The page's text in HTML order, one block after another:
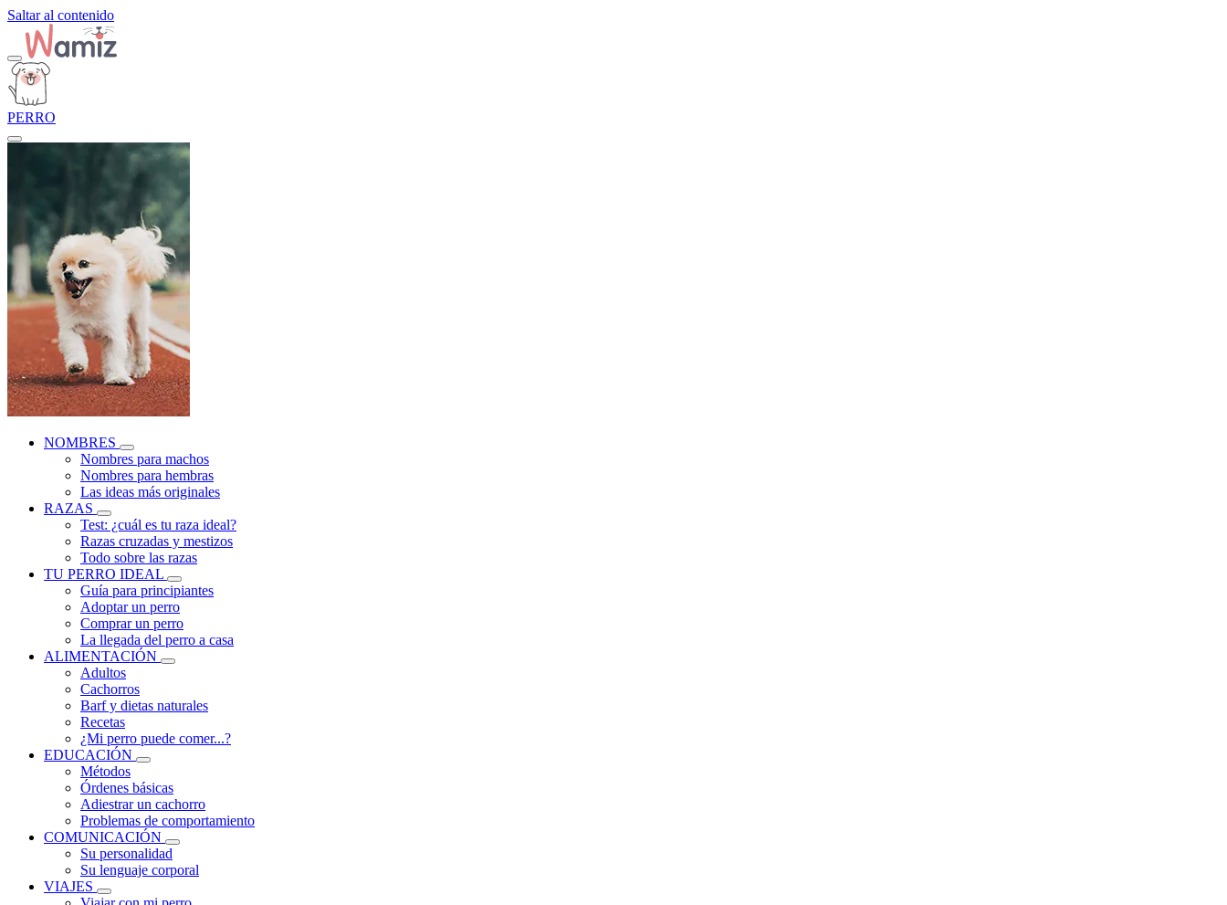
Saltar al contenido
PERRO
NOMBRES
Nombres para machos
Nombres para hembras
Las ideas más originales
RAZAS
Test: ¿cuál es tu raza ideal?
Razas cruzadas y mestizos
Todo sobre las razas
TU PERRO IDEAL
Guía para principiantes
Adoptar un perro
Comprar un perro
La llegada del perro a casa
ALIMENTACIÓN
Adultos
Cachorros
Barf y dietas naturales
Recetas
¿Mi perro puede comer...?
EDUCACIÓN
Métodos
Órdenes básicas
Adiestrar un cachorro
Problemas de comportamiento
COMUNICACIÓN
Su personalidad
Su lenguaje corporal
VIAJES